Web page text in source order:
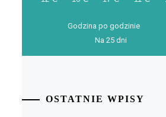
Godzina po godzinie
Na 25 dni
OSTATNIE WPISY